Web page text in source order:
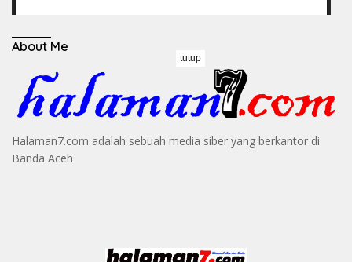
About Me
Halaman7.com adalah sebuah media siber yang berkantor di
Banda Aceh
tutup